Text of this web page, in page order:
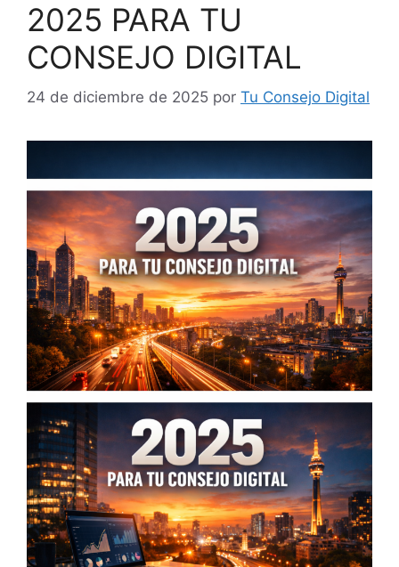
2025 PARA TU
CONSEJO DIGITAL
24 de diciembre de 2025 por Tu Consejo Digital